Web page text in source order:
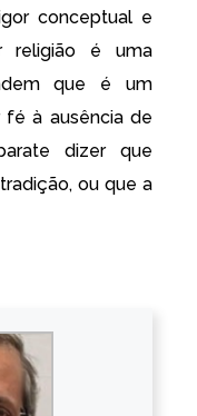
conceptual e
religião é uma
que é um
à ausência de
dizer que
ou que a